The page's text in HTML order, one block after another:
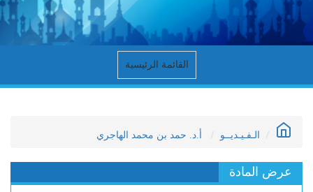
القائمة الرئيسية
الـفـيـديــو أ.د. حمد بن محمد الهاجري
عرض المادة